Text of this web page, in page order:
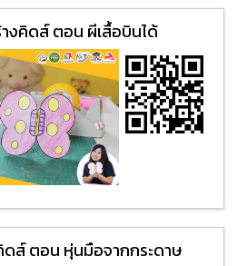
งคิดส์ ตอน ผีเสื้อบินได้
ดส์ ตอน หุ่นมือจากกระดาษ